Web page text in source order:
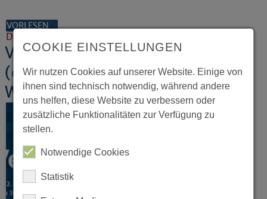
VORLESEN
Dokumente und Downloads
Verhandlungen der 2.
(ordentlichen) Tagung der 19.
Westfälischen Landessynode 2021
COOKIE EINSTELLUNGEN
Wir nutzen Cookies auf unserer Website. Einige von
ihnen sind technisch notwendig, während andere
uns helfen, diese Website zu verbessern oder
zusätzliche Funktionalitäten zur Verfügung zu
stellen.
Notwendige Cookies
Statistik